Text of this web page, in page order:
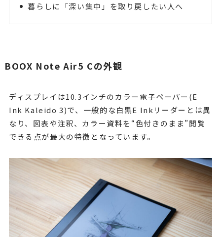
暮らしに「深い集中」を取り戻したい人へ
BOOX Note Air5 Cの外観
ディスプレイは10.3インチのカラー電子ペーパー(E
Ink Kaleido 3)で、一般的な白黒E Inkリーダーとは異
なり、図表や注釈、カラー資料を“色付きのまま”閲覧
できる点が最大の特徴となっています。